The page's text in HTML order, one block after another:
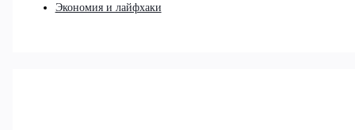
Экономия и лайфхаки